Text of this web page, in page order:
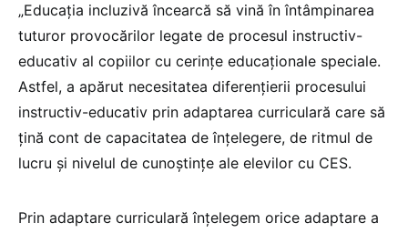
„Educaţia incluzivă încearcă să vină în întâmpinarea
tuturor provocărilor legate de procesul instructiv-
educativ al copiilor cu cerinţe educaţionale speciale.
Astfel, a apărut necesitatea diferențierii procesului
instructiv-educativ prin adaptarea curriculară care să
țină cont de capacitatea de înțelegere, de ritmul de
lucru și nivelul de cunoștințe ale elevilor cu CES.
Prin adaptare curriculară înţelegem orice adaptare a